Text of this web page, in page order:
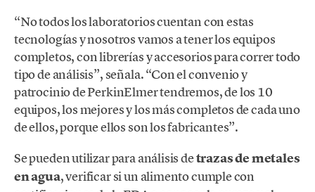
“No todos los laboratorios cuentan con estas
tecnologías y nosotros vamos a tener los equipos
completos, con librerías y accesorios para correr todo
tipo de análisis”, señala. “Con el convenio y
patrocinio de PerkinElmer tendremos, de los 10
equipos, los mejores y los más completos de cada uno
de ellos, porque ellos son los fabricantes”.
Se pueden utilizar para análisis detrazas de metales
en agua, verificar si un alimento cumple con